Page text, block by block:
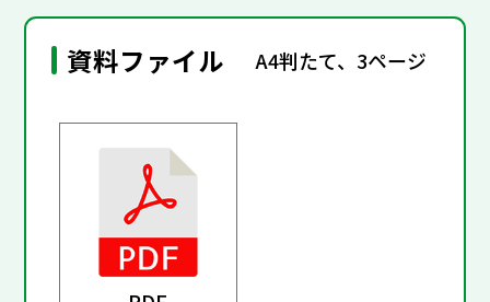
資料ファイル A4判たて、3ページ